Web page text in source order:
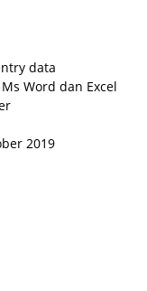
data
Word dan Excel
2019